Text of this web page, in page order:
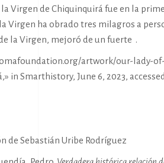
Virgen de Chiquinquirá fue en la
Virgen ha obrado tres milagros a
la Virgen, mejoró de un fuerte .
artwork/our-lady-
in Smarthistory, June 6, 2023,
de Sebastián Uribe Rodríguez